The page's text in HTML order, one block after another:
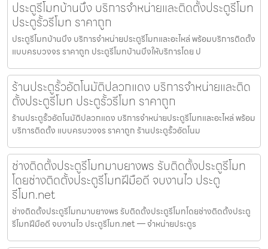
ประตูรีโมทบ้านบึง บริการจำหน่ายและติดตั้งประตูรีโมท
ประตูรั้วรีโมท ราคาถูก
ประตูรีโมทบ้านบึง บริการจำหน่ายประตูรีโมทและอะไหล่ พร้อมบริการติดตั้ง
แบบครบวงจร ราคาถูก ประตูรีโมทบ้านบึงให้บริการโดย ป
ร้านประตูรั้วอัตโนมัติปลวกแดง บริการจำหน่ายและติด
ตั้งประตูรีโมท ประตูรั้วรีโมท ราคาถูก
ร้านประตูรั้วอัตโนมัติปลวกแดง บริการจำหน่ายประตูรีโมทและอะไหล่ พร้อม
บริการติดตั้ง แบบครบวงจร ราคาถูก ร้านประตูรั้วอัตโนม
ช่างติดตั้งประตูรีโมทมาบยางพร รับติดตั้งประตูรีโมท
โดยช่างติดตั้งประตูรีโมทฝีมือดี จบงานไว ประตู
รีโมท.net
ช่างติดตั้งประตูรีโมทมาบยางพร รับติดตั้งประตูรีโมทโดยช่างติดตั้งประตู
รีโมทฝีมือดี จบงานไว ประตูรีโมท.net — จำหน่ายประตูร